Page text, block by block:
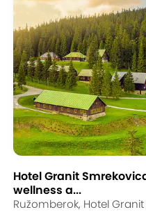
Hotel Granit
wellness a...
Ružomberok, Hotel